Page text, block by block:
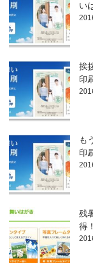
い
挨
印
も
印
残
得！